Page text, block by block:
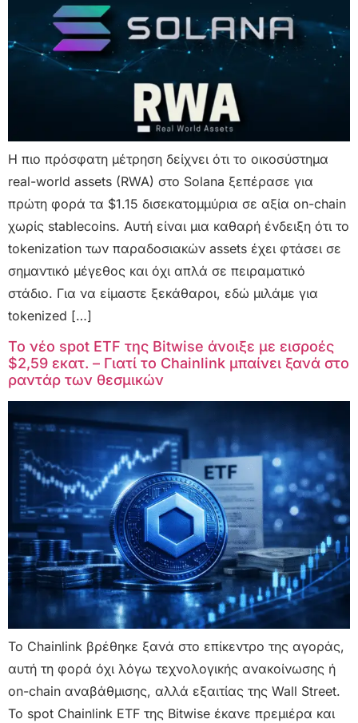
Η πιο πρόσφατη μέτρηση δείχνει ότι το οικοσύστημα
real-world assets (RWA) στο Solana ξεπέρασε για
πρώτη φορά τα $1.15 δισεκατομμύρια σε αξία on-chain
χωρίς stablecoins. Αυτή είναι μια καθαρή ένδειξη ότι το
tokenization των παραδοσιακών assets έχει φτάσει σε
σημαντικό μέγεθος και όχι απλά σε πειραματικό
στάδιο. Για να είμαστε ξεκάθαροι, εδώ μιλάμε για
tokenized […]
Το νέο spot ETF της Bitwise άνοιξε με εισροές
$2,59 εκατ. – Γιατί το Chainlink μπαίνει ξανά στο
ραντάρ των θεσμικών
Το Chainlink βρέθηκε ξανά στο επίκεντρο της αγοράς,
αυτή τη φορά όχι λόγω τεχνολογικής ανακοίνωσης ή
on-chain αναβάθμισης, αλλά εξαιτίας της Wall Street.
Το spot Chainlink ETF της Bitwise έκανε πρεμιέρα και